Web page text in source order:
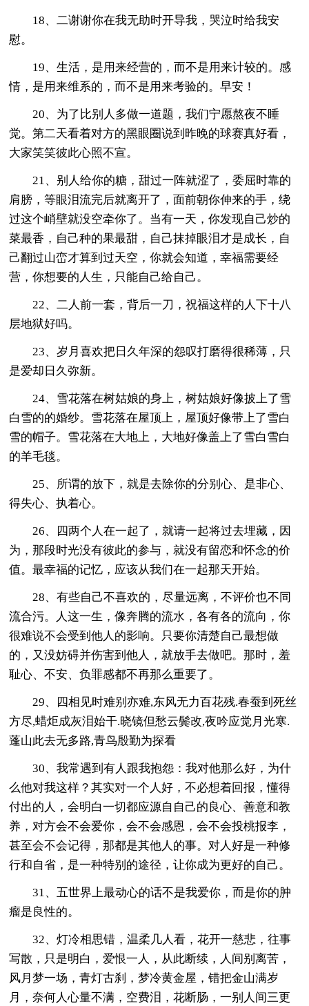
18、二谢谢你在我无助时开导我，哭泣时给我安
慰。
19、生活，是用来经营的，而不是用来计较的。感
情，是用来维系的，而不是用来考验的。早安！
20、为了比别人多做一道题，我们宁愿熬夜不睡
觉。第二天看着对方的黑眼圈说到昨晚的球赛真好看，
大家笑笑彼此心照不宣。
21、别人给你的糖，甜过一阵就涩了，委屈时靠的
肩膀，等眼泪流完后就离开了，面前朝你伸来的手，绕
过这个峭壁就没空牵你了。当有一天，你发现自己炒的
菜最香，自己种的果最甜，自己抹掉眼泪才是成长，自
己翻过山峦才算到过天空，你就会知道，幸福需要经
营，你想要的人生，只能自己给自己。
22、二人前一套，背后一刀，祝福这样的人下十八
层地狱好吗。
23、岁月喜欢把日久年深的怨叹打磨得很稀薄，只
是爱却日久弥新。
24、雪花落在树姑娘的身上，树姑娘好像披上了雪
白雪的的婚纱。雪花落在屋顶上，屋顶好像带上了雪白
雪的帽子。雪花落在大地上，大地好像盖上了雪白雪白
的羊毛毯。
25、所谓的放下，就是去除你的分别心、是非心、
得失心、执着心。
26、四两个人在一起了，就请一起将过去埋藏，因
为，那段时光没有彼此的参与，就没有留恋和怀念的价
值。最幸福的记忆，应该从我们在一起那天开始。
28、有些自己不喜欢的，尽量远离，不评价也不同
流合污。人这一生，像奔腾的流水，各有各的流向，你
很难说不会受到他人的影响。只要你清楚自己最想做
的，又没妨碍并伤害到他人，就放手去做吧。那时，羞
耻心、不安、负罪感都不再那么重要了。
29、四相见时难别亦难,东风无力百花残.春蚕到死丝
方尽,蜡炬成灰泪始干.晓镜但愁云鬓改,夜吟应觉月光寒.
蓬山此去无多路,青鸟殷勤为探看
30、我常遇到有人跟我抱怨：我对他那么好，为什
么他对我这样？其实对一个人好，不必想着回报，懂得
付出的人，会明白一切都应源自自己的良心、善意和教
养，对方会不会爱你，会不会感恩，会不会投桃报李，
甚至会不会记得，那都是其他人的事。对人好是一种修
行和自省，是一种特别的途径，让你成为更好的自己。
31、五世界上最动心的话不是我爱你，而是你的肿
瘤是良性的。
32、灯冷相思错，温柔几人看，花开一慈悲，往事
写散，只是明白，爱恨一人，从此断续，人间别离苦，
风月梦一场，青灯古刹，梦冷黄金屋，错把金山满岁
月，奈何人心量不满，空费泪，花断肠，一别人间三更